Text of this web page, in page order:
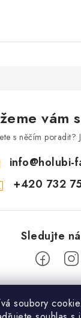
soubory
vám
s něčím poradit?
info@holubi-
+420 732
KRMIVA a